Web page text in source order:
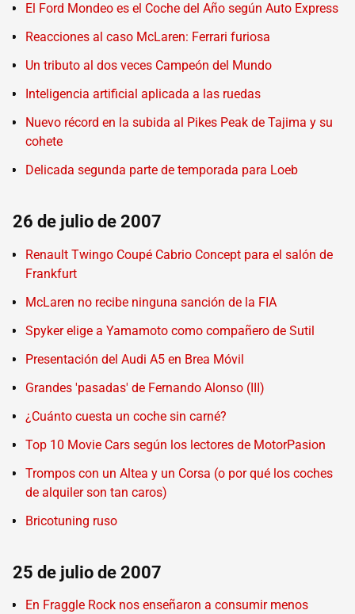
El Ford Mondeo es el Coche del Año según Auto Express
Reacciones al caso McLaren: Ferrari furiosa
Un tributo al dos veces Campeón del Mundo
Inteligencia artificial aplicada a las ruedas
Nuevo récord en la subida al Pikes Peak de Tajima y su
cohete
Delicada segunda parte de temporada para Loeb
26 de julio de 2007
Renault Twingo Coupé Cabrio Concept para el salón de
Frankfurt
McLaren no recibe ninguna sanción de la FIA
Spyker elige a Yamamoto como compañero de Sutil
Presentación del Audi A5 en Brea Móvil
Grandes 'pasadas' de Fernando Alonso (III)
¿Cuánto cuesta un coche sin carné?
Top 10 Movie Cars según los lectores de MotorPasion
Trompos con un Altea y un Corsa (o por qué los coches
de alquiler son tan caros)
Bricotuning ruso
25 de julio de 2007
En Fraggle Rock nos enseñaron a consumir menos